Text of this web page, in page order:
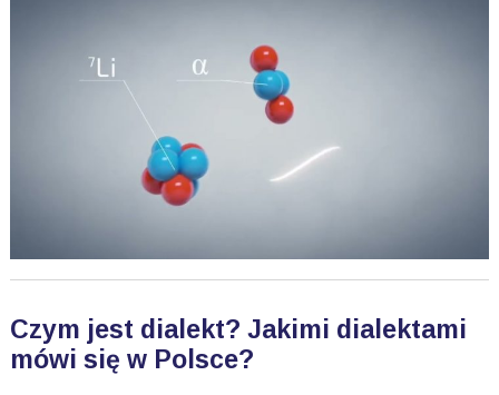
Czym jest dialekt? Jakimi dialektami
mówi się w Polsce?